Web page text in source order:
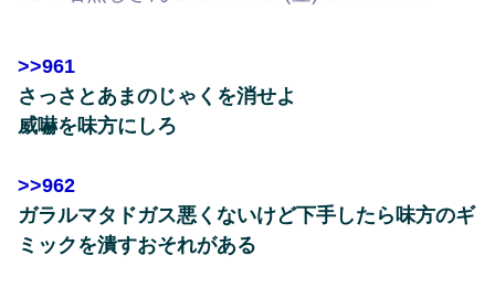
>>961
さっさとあまのじゃくを消せよ
威嚇を味方にしろ
>>962
ガラルマタドガス悪くないけど下手したら味方のギ
ミックを潰すおそれがある